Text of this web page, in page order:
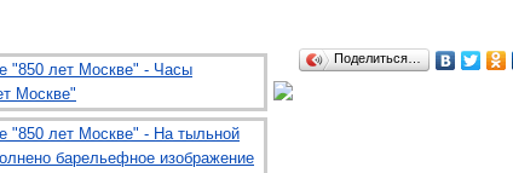
Поделиться…